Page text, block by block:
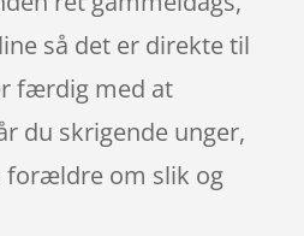
så det er direkte til
færdig med at
du skrigende unger,
forældre om slik og